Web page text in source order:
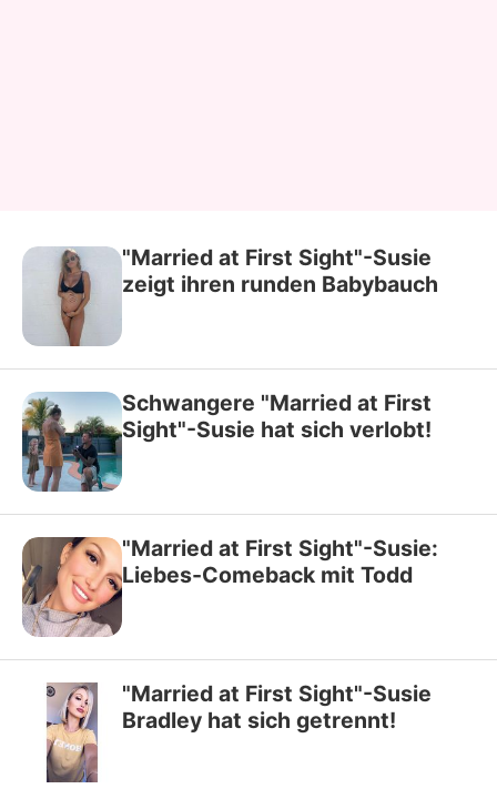
"Married at First Sight"-Susie
zeigt ihren runden Babybauch
Schwangere "Married at First
Sight"-Susie hat sich verlobt!
"Married at First Sight"-Susie:
Liebes-Comeback mit Todd
"Married at First Sight"-Susie
Bradley hat sich getrennt!